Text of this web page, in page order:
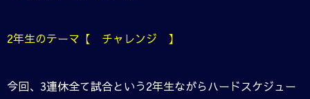
2年生のテーマ【 チャレンジ 】
今回、3連休全て試合という2年生ながらハードスケジュー